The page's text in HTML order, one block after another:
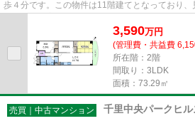
歩４分です。この物件は11階建てとなっており
3,590万円
(管理費・共益費
所在階：2階
間取り：3LDK
面積：73.29㎡
売買｜中古マンション 千里中央パークヒ